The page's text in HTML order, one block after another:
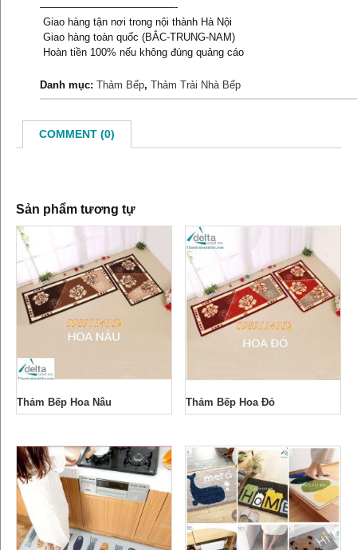
—————————————-
Giao hàng tận nơi trong nội thành Hà Nội
Giao hàng toàn quốc (BẮC-TRUNG-NAM)
Hoàn tiền 100% nếu không đúng quảng cáo
Danh mục: Thảm Bếp, Thảm Trải Nhà Bếp
COMMENT (0)
Sản phẩm tương tự
Thảm Bếp Hoa Nâu Thảm Bếp Hoa Đỏ